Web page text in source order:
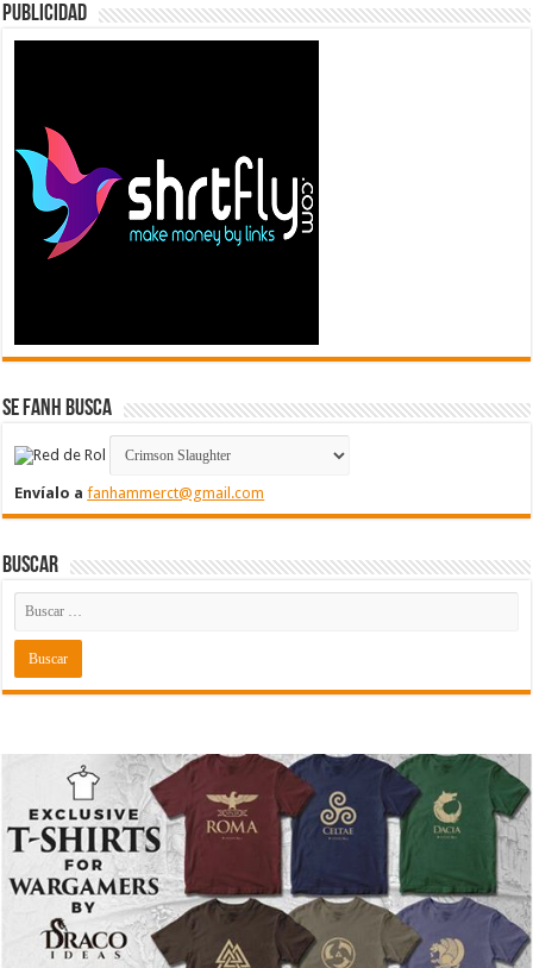
Publicidad
Se FanH Busca
Envíalo afanhammerct@gmail.com
Buscar